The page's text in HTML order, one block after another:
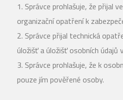
Správce prohlašuje, že přijal
organizační opatření k
Správce přijal technická
úložišť a úložišť osobních údajů
Správce prohlašuje, že k
pouze jím pověřené osoby.